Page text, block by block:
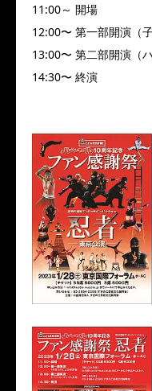
11:00～ 開場
12:00〜 第一部開演（
13:00〜 第二部開演（
14:30〜 終演